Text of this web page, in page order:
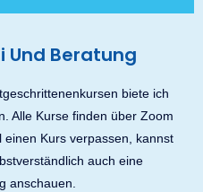
Und Beratung
biete ich
Alle Kurse finden über Zoom
Kurs verpassen, kannst
auch eine
anschauen.